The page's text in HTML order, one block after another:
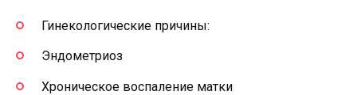
Гинекологические причины:
Эндометриоз
Хроническое воспаление матки